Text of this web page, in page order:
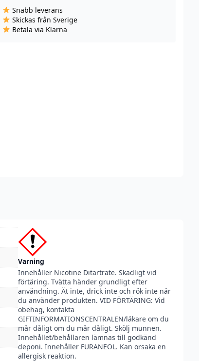
Yummy
Gummy
Snabb leverans
Skickas från Sverige
Betala via Klarna
Varning
Innehåller Nicotine Ditartrate. Skadligt vid
förtäring. Tvätta händer grundligt efter
användning. Ät inte, drick inte och rök inte när
du använder produkten. VID FÖRTÄRING: Vid
obehag, kontakta
GIFTINFORMATIONSCENTRALEN/läkare om du
mår dåligt om du mår dåligt. Skölj munnen.
Innehållet/behållaren lämnas till godkänd
deponi. Innehåller FURANEOL. Kan orsaka en
allergisk reaktion.